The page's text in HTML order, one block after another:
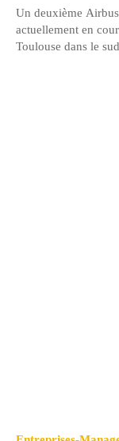
Un deuxième
actuellement en
Toulouse dans le